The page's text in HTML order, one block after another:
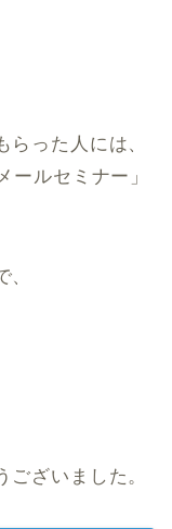
らった人には、
ールセミナー」
ざいました。